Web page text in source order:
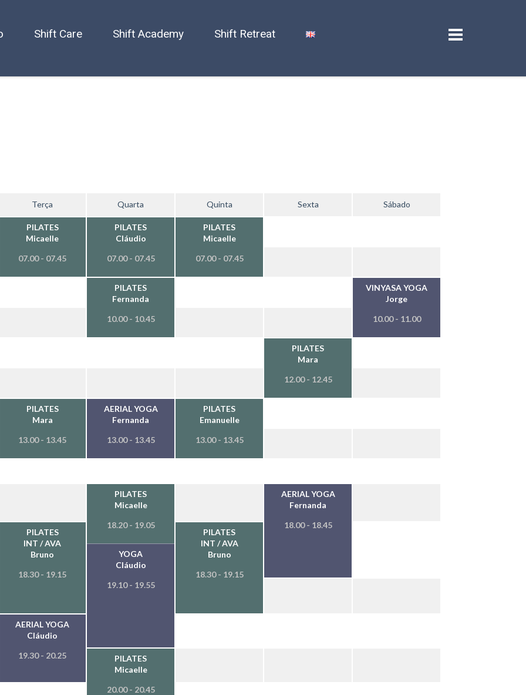
Shift Care Shift Academy Shift Retreat
Terça Quarta Quinta Sexta Sábado
PILATES
Micaelle
07.00 - 07.45
PILATES
Cláudio
07.00 - 07.45
PILATES
Micaelle
07.00 - 07.45
PILATES
Fernanda
10.00 - 10.45
VINYASA YOGA
Jorge
10.00 - 11.00
PILATES
Mara
12.00 - 12.45
PILATES
Mara
13.00 - 13.45
AERIAL YOGA
Fernanda
13.00 - 13.45
PILATES
Emanuelle
13.00 - 13.45
PILATES
Micaelle
18.20 - 19.05
YOGA
Cláudio
19.10 - 19.55
AERIAL YOGA
Fernanda
18.00 - 18.45
PILATES
INT / AVA
Bruno
18.30 - 19.15
PILATES
INT / AVA
Bruno
18.30 - 19.15
AERIAL YOGA
Cláudio
19.30 - 20.25
PILATES
Micaelle
20.00 - 20.45